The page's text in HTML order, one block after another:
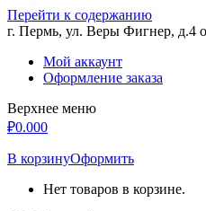
Перейти к содержанию
г. Пермь, ул. Веры Фигнер, д.4
Мой аккаунт
Оформление заказа
Верхнее меню
₽0.000
В корзинуОформить
Нет товаров в корзине.